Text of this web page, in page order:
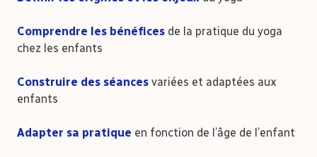
Comprendre les bénéfices de la pratique du yoga
chez les enfants
Construire des séances variées et adaptées aux
enfants
Adapter sa pratique en fonction de l’âge de l’enfant